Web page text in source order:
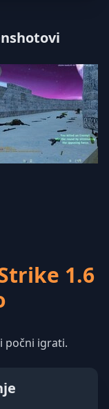
1.6
počni igrati.